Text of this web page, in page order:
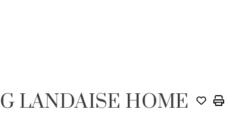
LANDAISE HOME